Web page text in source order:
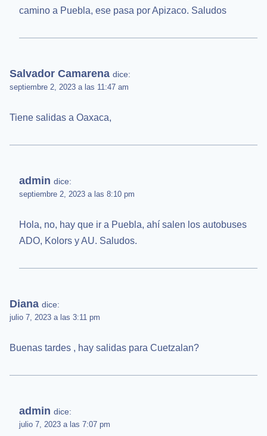
camino a Puebla, ese pasa por Apizaco. Saludos
Salvador Camarena dice:
septiembre 2, 2023 a las 11:47 am
Tiene salidas a Oaxaca,
admin dice:
septiembre 2, 2023 a las 8:10 pm
Hola, no, hay que ir a Puebla, ahí salen los autobuses
ADO, Kolors y AU. Saludos.
Diana dice:
julio 7, 2023 a las 3:11 pm
Buenas tardes , hay salidas para Cuetzalan?
admin dice:
julio 7, 2023 a las 7:07 pm